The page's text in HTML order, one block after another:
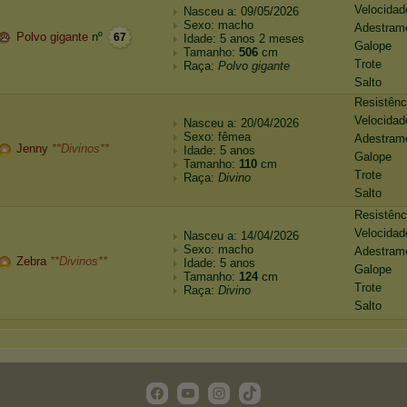
Polvo gigante nº 67
Nasceu a: 09/05/2026
Sexo: macho
Idade: 5 anos 2 meses
Tamanho: 506 cm
Raça: Polvo gigante
Galope
Trote
Salto
Jenny **Divinos**
Nasceu a: 20/04/2026
Sexo: fêmea
Idade: 5 anos
Tamanho: 110 cm
Raça: Divino
Galope
Trote
Salto
Zebra **Divinos**
Nasceu a: 14/04/2026
Sexo: macho
Idade: 5 anos
Tamanho: 124 cm
Raça: Divino
Galope
Trote
Salto